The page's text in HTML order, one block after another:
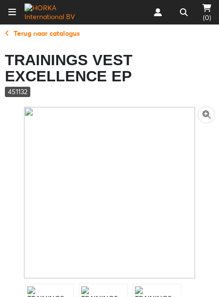
(0)
Terug naar catalogus
TRAININGS VEST
EXCELLENCE EP
451132